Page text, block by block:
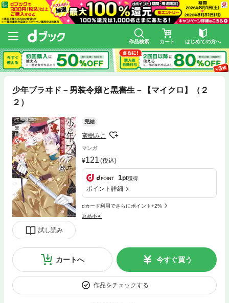
作品検索 カート はじめての方へ
少年ブラヰド－男装令嬢と黒書生－【マイクロ】（２
２）
試し読み
完結
蜜樹みこ
マンガ
121 (税込)
1pt獲得
ポイント詳細
dカード利用でさらにポイント+2%
返品不可
カートへ 今すぐ買う
作品をチェックする